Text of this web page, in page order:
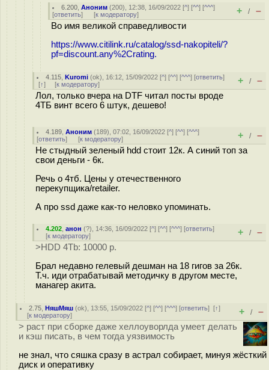
6.200 ,Аноним (200), 12:38, 16/09/2022 [^] [^^] [^^^]
[ответить] [к модератору] + / –
Во имя великой справедливости
https://www.citilink.ru/catalog/ssd-nakopiteli/?
pf=discount.any%2Crating.
4.115 ,Kuromi (ok), 16:12, 15/09/2022 [^] [^^] [^^^] [ответить]
[↑] [к модератору] + / –
Лол, только вчера на DTF читал посты вроде
4ТБ винт всего 6 штук, дешево!
4.189 ,Аноним (189), 07:02, 16/09/2022 [^] [^^] [^^^]
[ответить] [к модератору] + / –
Не стыдный зеленый hdd стоит 12к. А синий топ за
свои деньги - 6к.
Речь о 4тб. Цены у отечественного
перекупщика/retailer.
А про ssd даже как-то неловко упоминать.
4.202 ,анон (?), 14:36, 16/09/2022 [^] [^^] [^^^] [ответить]
[к модератору] + / –
>HDD 4Tb: 10000 р.
Брал недавно гелевый дешман на 18 гигов за 26к.
Т.ч. иди отрабатывай методичку в другом месте,
манагер акита.
2.75 ,НяшМяш (ok), 13:55, 15/09/2022 [^] [^^] [^^^] [ответить][↑]
[к модератору] + / –
> раст при сборке даже хеллоуворлда умеет делать
и кэш писать, в чем тогда уязвимость
не знал, что сяшка сразу в астрал собирает, минуя жёсткий
диск и оперативку